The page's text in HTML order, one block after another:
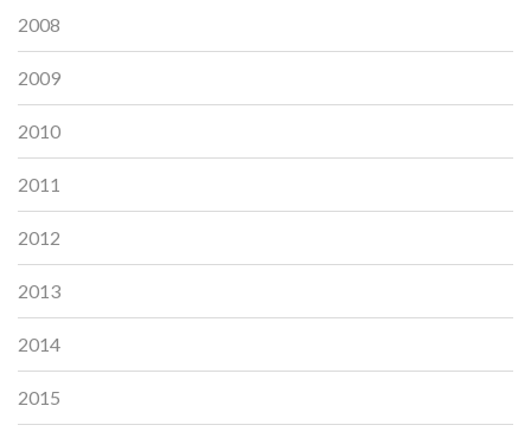
2008
2009
2010
2011
2012
2013
2014
2015